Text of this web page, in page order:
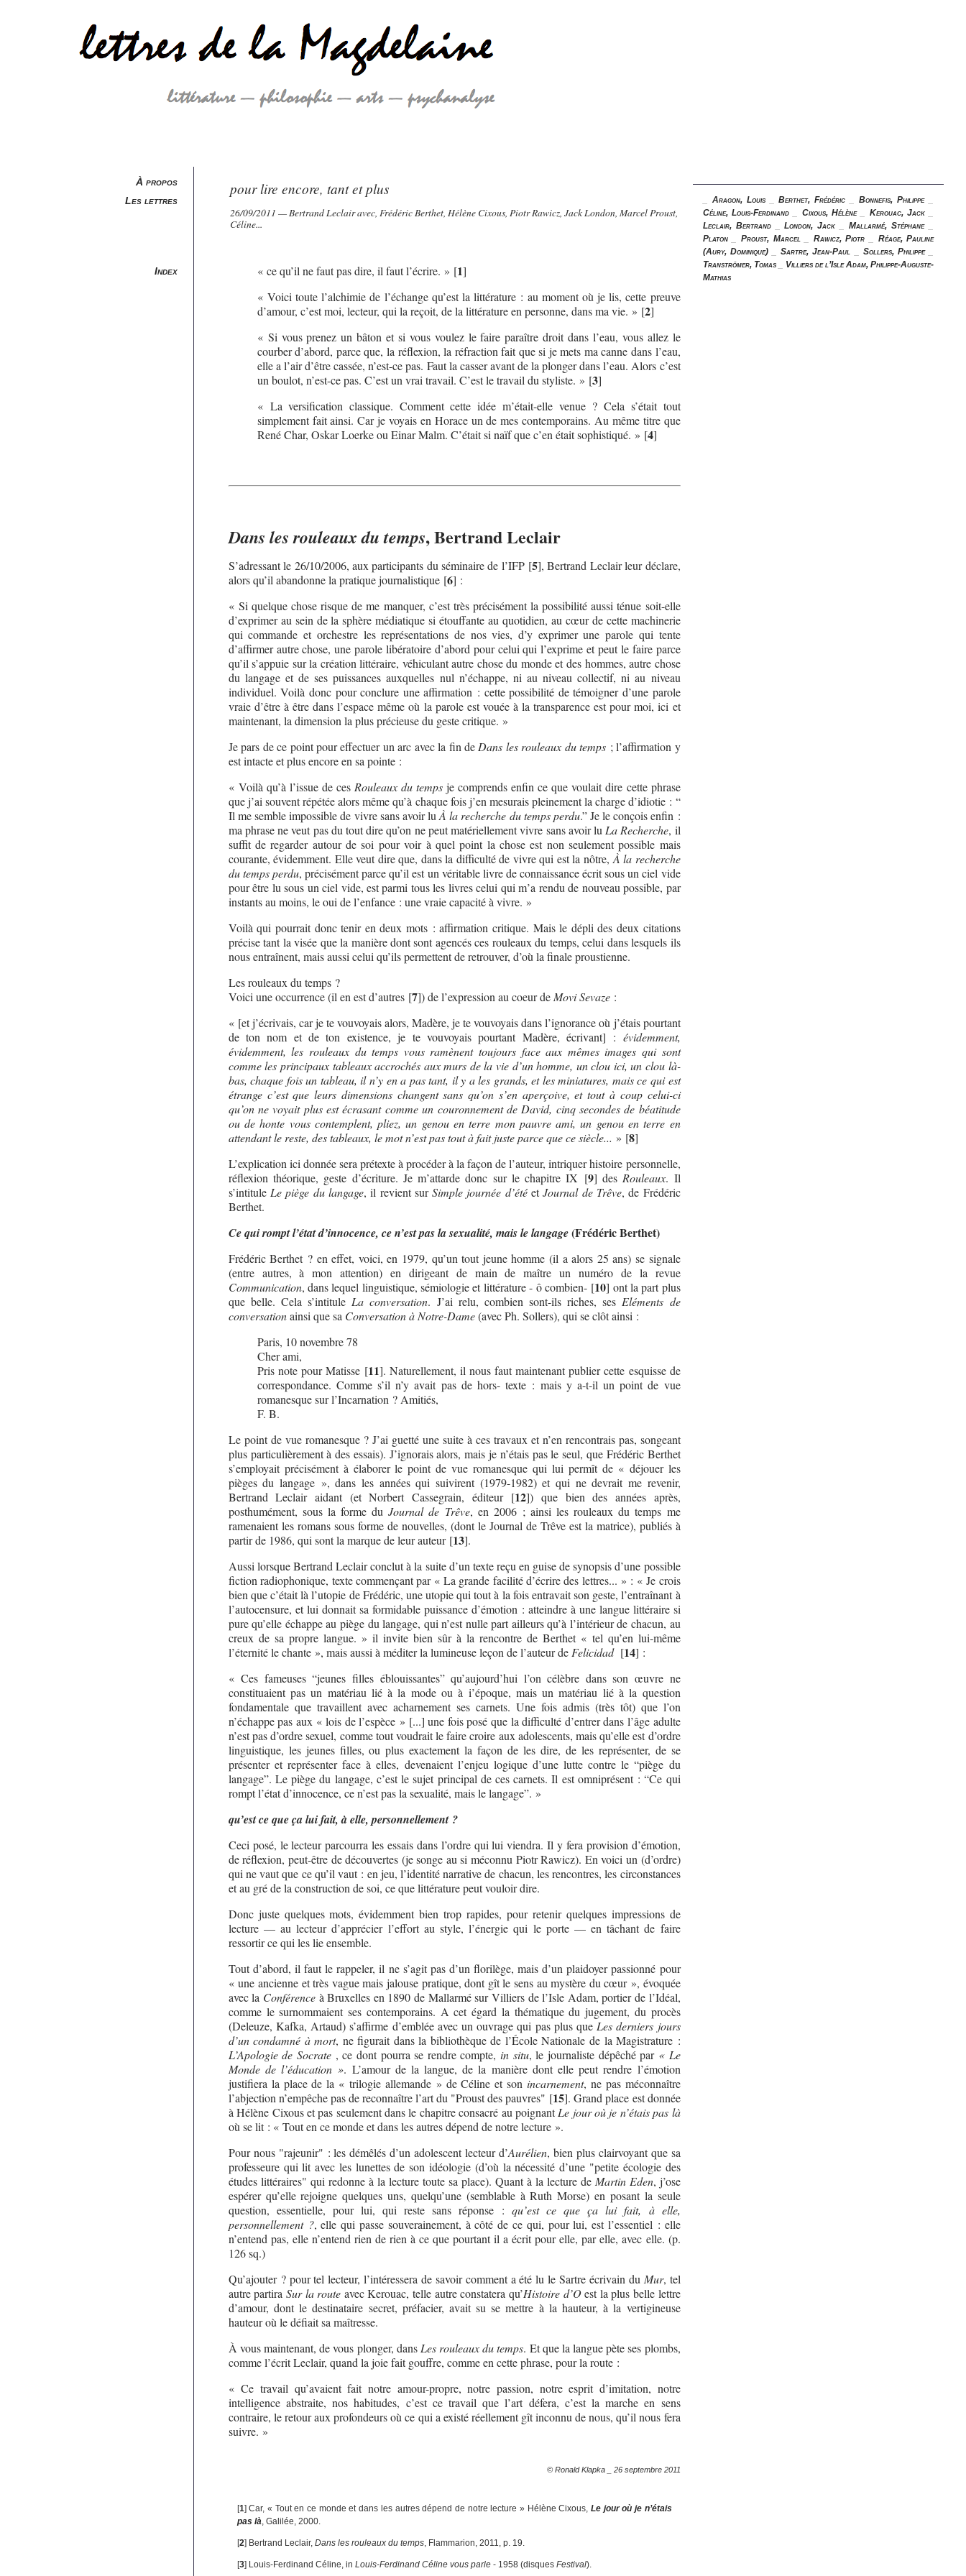
À propos
Les lettres
Index
pour lire encore, tant et plus
26/09/2011 — Bertrand Leclair avec, Frédéric Berthet, Hélène Cixous, Piotr Rawicz, Jack London, Marcel Proust,
Céline...
« ce qu’il ne faut pas dire, il faut l’écrire. » [1]
« Voici toute l’alchimie de l’échange qu’est la littérature : au moment où je lis, cette preuve
d’amour, c’est moi, lecteur, qui la reçoit, de la littérature en personne, dans ma vie. » [2]
« Si vous prenez un bâton et si vous voulez le faire paraître droit dans l’eau, vous allez le
courber d’abord, parce que, la réflexion, la réfraction fait que si je mets ma canne dans l’eau,
elle a l’air d’être cassée, n’est-ce pas. Faut la casser avant de la plonger dans l’eau. Alors c’est
un boulot, n’est-ce pas. C’est un vrai travail. C’est le travail du styliste. » [3]
« La versification classique. Comment cette idée m’était-elle venue ? Cela s’était tout
simplement fait ainsi. Car je voyais en Horace un de mes contemporains. Au même titre que
René Char, Oskar Loerke ou Einar Malm. C’était si naïf que c’en était sophistiqué. » [4]
Dans les rouleaux du temps, Bertrand Leclair
S’adressant le 26/10/2006, aux participants du séminaire de l’IFP[5], Bertrand Leclair leur déclare,
alors qu’il abandonne la pratique journalistique[6] :
« Si quelque chose risque de me manquer, c’est très précisément la possibilité aussi ténue soit-elle
d’exprimer au sein de la sphère médiatique si étouffante au quotidien, au cœur de cette machinerie
qui commande et orchestre les représentations de nos vies, d’y exprimer une parole qui tente
d’affirmer autre chose, une parole libératoire d’abord pour celui qui l’exprime et peut le faire parce
qu’il s’appuie sur la création littéraire, véhiculant autre chose du monde et des hommes, autre chose
du langage et de ses puissances auxquelles nul n’échappe, ni au niveau collectif, ni au niveau
individuel. Voilà donc pour conclure une affirmation : cette possibilité de témoigner d’une parole
vraie d’être à être dans l’espace même où la parole est vouée à la transparence est pour moi, ici et
maintenant, la dimension la plus précieuse du geste critique. »
Je pars de ce point pour effectuer un arc avec la fin de Dans les rouleaux du temps ; l’affirmation y
est intacte et plus encore en sa pointe :
« Voilà qu’à l’issue de ces Rouleaux du temps je comprends enfin ce que voulait dire cette phrase
que j’ai souvent répétée alors même qu’à chaque fois j’en mesurais pleinement la charge d’idiotie : “
Il me semble impossible de vivre sans avoir luÀ la recherche du temps perdu.” Je le conçois enfin :
ma phrase ne veut pas du tout dire qu’on ne peut matériellement vivre sans avoir lu La Recherche, il
suffit de regarder autour de soi pour voir à quel point la chose est non seulement possible mais
courante, évidemment. Elle veut dire que, dans la difficulté de vivre qui est la nôtre, À la recherche
du temps perdu, précisément parce qu’il est un véritable livre de connaissance écrit sous un ciel vide
pour être lu sous un ciel vide, est parmi tous les livres celui qui m’a rendu de nouveau possible, par
instants au moins, le oui de l’enfance : une vraie capacité à vivre. »
Voilà qui pourrait donc tenir en deux mots : affirmation critique. Mais le dépli des deux citations
précise tant la visée que la manière dont sont agencés ces rouleaux du temps, celui dans lesquels ils
nous entraînent, mais aussi celui qu’ils permettent de retrouver, d’où la finale proustienne.
Les rouleaux du temps ?
Voici une occurrence (il en est d’autres[7]) de l’expression au coeur de Movi Sevaze:
« [et j’écrivais, car je te vouvoyais alors, Madère, je te vouvoyais dans l’ignorance où j’étais pourtant
de ton nom et de ton existence, je te vouvoyais pourtant Madère, écrivant] : évidemment,
évidemment, les rouleaux du temps vous ramènent toujours face aux mêmes images qui sont
comme les principaux tableaux accrochés aux murs de la vie d’un homme, un clou ici, un clou là-
bas, chaque fois un tableau, il n’y en a pas tant, il y a les grands, et les miniatures, mais ce qui est
étrange c’est que leurs dimensions changent sans qu’on s’en aperçoive, et tout à coup celui-ci
qu’on ne voyait plus est écrasant comme un couronnement de David, cinq secondes de béatitude
ou de honte vous contemplent, pliez, un genou en terre mon pauvre ami, un genou en terre en
attendant le reste, des tableaux, le mot n’est pas tout à fait juste parce que ce siècle... » [8]
L’explication ici donnée sera prétexte à procéder à la façon de l’auteur, intriquer histoire personnelle,
réflexion théorique, geste d’écriture. Je m’attarde donc sur le chapitre IX [9] des Rouleaux. Il
s’intitule Le piège du langage, il revient surSimple journée d’étéetJournal de Trêve, de Frédéric
Berthet.
Ce qui rompt l’état d’innocence, ce n’est pas la sexualité, mais le langage(Frédéric Berthet)
Frédéric Berthet ? en effet, voici, en 1979, qu’un tout jeune homme (il a alors 25 ans) se signale
(entre autres, à mon attention) en dirigeant de main de maître un numéro de la revue
Communication, dans lequel linguistique, sémiologie et littérature - ô combien-[10] ont la part plus
que belle. Cela s’intitule La conversation. J’ai relu, combien sont-ils riches, ses Eléments de
conversationainsi que sa Conversation à Notre-Dame(avec Ph. Sollers), qui se clôt ainsi :
Paris, 10 novembre 78
Cher ami,
Pris note pour Matisse[11]. Naturellement, il nous faut maintenant publier cette esquisse de
correspondance. Comme s’il n’y avait pas de hors- texte : mais y a-t-il un point de vue
romanesque sur l’Incarnation ? Amitiés,
F. B.
Le point de vue romanesque ? J’ai guetté une suite à ces travaux et n’en rencontrais pas, songeant
plus particulièrement à des essais). J’ignorais alors, mais je n’étais pas le seul, que Frédéric Berthet
s’employait précisément à élaborer le point de vue romanesque qui lui permît de « déjouer les
pièges du langage », dans les années qui suivirent (1979-1982) et qui ne devrait me revenir,
Bertrand Leclair aidant (et Norbert Cassegrain, éditeur[12]) que bien des années après,
posthumément, sous la forme duJournal de Trêve, en 2006 ; ainsi les rouleaux du temps me
ramenaient les romans sous forme de nouvelles, (dont le Journal de Trêve est la matrice), publiés à
partir de 1986, qui sont la marque de leur auteur[13].
Aussi lorsque Bertrand Leclair conclut à la suite d’un texte reçu en guise de synopsis d’une possible
fiction radiophonique, texte commençant par « La grande facilité d’écrire des lettres... » : « Je crois
bien que c’était là l’utopie de Frédéric, une utopie qui tout à la fois entravait son geste, l’entraînant à
l’autocensure, et lui donnait sa formidable puissance d’émotion : atteindre à une langue littéraire si
pure qu’elle échappe au piège du langage, qui n’est nulle part ailleurs qu’à l’intérieur de chacun, au
creux de sa propre langue. » il invite bien sûr à la rencontre de Berthet « tel qu’en lui-même
l’éternité le chante », mais aussi à méditer la lumineuse leçon de l’auteur de Felicidad [14] :
« Ces fameuses “jeunes filles éblouissantes” qu’aujourd’hui l’on célèbre dans son œuvre ne
constituaient pas un matériau lié à la mode ou à i’époque, mais un matériau lié à la question
fondamentale que travaillent avec acharnement ses carnets. Une fois admis (très tôt) que l’on
n’échappe pas aux « lois de l’espèce » [...] une fois posé que la difficulté d’entrer dans l’âge adulte
n’est pas d’ordre sexuel, comme tout voudrait le faire croire aux adolescents, mais qu’elle est d’ordre
linguistique, les jeunes filles, ou plus exactement la façon de les dire, de les représenter, de se
présenter et représenter face à elles, devenaient l’enjeu logique d’une lutte contre le “piège du
langage”. Le piège du langage, c’est le sujet principal de ces carnets. Il est omniprésent : “Ce qui
rompt l’état d’innocence, ce n’est pas la sexualité, mais le langage”. »
qu’est ce que ça lui fait, à elle, personnellement ?
Ceci posé, le lecteur parcourra les essais dans l’ordre qui lui viendra. Il y fera provision d’émotion,
de réflexion, peut-être de découvertes (je songe au si méconnu Piotr Rawicz). En voici un (d’ordre)
qui ne vaut que ce qu’il vaut : en jeu, l’identité narrative de chacun, les rencontres, les circonstances
et au gré de la construction de soi, ce que littérature peut vouloir dire.
Donc juste quelques mots, évidemment bien trop rapides, pour retenir quelques impressions de
lecture — au lecteur d’apprécier l’effort au style, l’énergie qui le porte — en tâchant de faire
ressortir ce qui les lie ensemble.
Tout d’abord, il faut le rappeler, il ne s’agit pas d’un florilège, mais d’un plaidoyer passionné pour
« une ancienne et très vague mais jalouse pratique, dont gît le sens au mystère du cœur », évoquée
avec la Conférence à Bruxelles en 1890 de Mallarmé sur Villiers de l’Isle Adam, portier de l’Idéal,
comme le surnommaient ses contemporains. A cet égard la thématique du jugement, du procès
(Deleuze, Kafka, Artaud) s’affirme d’emblée avec un ouvrage qui pas plus que Les derniers jours
d’un condamné à mort, ne figurait dans la bibliothèque de l’École Nationale de la Magistrature :
L’Apologie de Socrate , ce dont pourra se rendre compte,in situ, le journaliste dépêché par « Le
Monde de l’éducation ». L’amour de la langue, de la manière dont elle peut rendre l’émotion
justifiera la place de la « trilogie allemande » de Céline et son incarnement, ne pas méconnaître
l’abjection n’empêche pas de reconnaître l’art du "Proust des pauvres" [15]. Grand place est donnée
à Hélène Cixous et pas seulement dans le chapitre consacré au poignantLe jour où je n’étais pas là
où se lit : « Tout en ce monde et dans les autres dépend de notre lecture ».
Pour nous "rajeunir" : les démêlés d’un adolescent lecteur d’Aurélien, bien plus clairvoyant que sa
professeure qui lit avec les lunettes de son idéologie (d’où la nécessité d’une "petite écologie des
études littéraires" qui redonne à la lecture toute sa place). Quant à la lecture de Martin Eden, j’ose
espérer qu’elle rejoigne quelques uns, quelqu’une (semblable à Ruth Morse) en posant la seule
question, essentielle, pour lui, qui reste sans réponse :qu’est ce que ça lui fait, à elle,
personnellement ?, elle qui passe souverainement, à côté de ce qui, pour lui, est l’essentiel : elle
n’entend pas, elle n’entend rien de rien à ce que pourtant il a écrit pour elle, par elle, avec elle. (p.
126 sq.)
Qu’ajouter ? pour tel lecteur, l’intéressera de savoir comment a été lu le Sartre écrivain du Mur, tel
autre partiraSur la route avec Kerouac, telle autre constatera qu’Histoire d’Oest la plus belle lettre
d’amour, dont le destinataire secret, préfacier, avait su se mettre à la hauteur, à la vertigineuse
hauteur où le défiait sa maîtresse.
À vous maintenant, de vous plonger, dans Les rouleaux du temps. Et que la langue pète ses plombs,
comme l’écrit Leclair, quand la joie fait gouffre, comme en cette phrase, pour la route :
« Ce travail qu’avaient fait notre amour-propre, notre passion, notre esprit d’imitation, notre
intelligence abstraite, nos habitudes, c’est ce travail que l’art défera, c’est la marche en sens
contraire, le retour aux profondeurs où ce qui a existé réellement gît inconnu de nous, qu’il nous fera
suivre. »
© Ronald Klapka _ 26 septembre 2011
[1]Car, « Tout en ce monde et dans les autres dépend de notre lecture » Hélène Cixous, Le jour où je n’étais
pas là , Galilée, 2000.
[2] Bertrand Leclair, Dans les rouleaux du temps, Flammarion, 2011, p. 19.
[3] Louis-Ferdinand Céline, in Louis-Ferdinand Céline vous parle- 1958 (disques Festival).
Aragon, Louis_Berthet, Frédéric _Bonnefis, Philippe_
Céline, Louis-Ferdinand
Cixous, Hélène_ Kerouac, Jack_
Leclair, Bertrand_London, Jack _Mallarmé, Stéphane_
Platon_ Proust, Marcel_ Rawicz, Piotr
Réage, Pauline
(Aury, Dominique)_Sartre, Jean-Paul Sollers, Philippe_
Tranströmer, Tomas_ Villiers de l’Isle Adam, Philippe-Auguste-
Mathias